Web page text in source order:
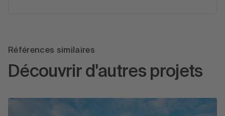
Références similaires
Découvrir d'autres projets